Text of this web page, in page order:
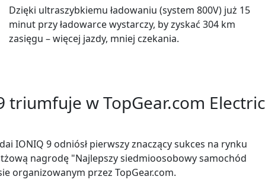
Dzięki ultraszybkiemu ładowaniu (system 800V) już 15
minut przy ładowarce wystarczy, by zyskać 304 km
zasięgu – więcej jazdy, mniej czekania.
triumfuje w TopGear.com Electric
IONIQ 9 odniósł pierwszy znaczący sukces na rynku
nagrodę "Najlepszy siedmioosobowy samochód
organizowanym przez TopGear.com.